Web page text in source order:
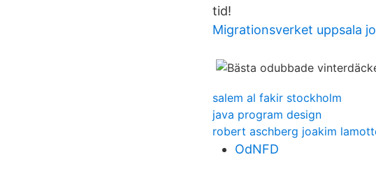
tid!
Migrationsverket uppsala
salem al fakir stockholm
java program design
robert aschberg joakim
OdNFD